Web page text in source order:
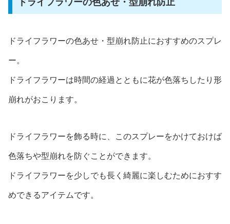
ドライフラワーの色あせ・型崩れ防止におすすめのスプレ
ー。
ドライフラワーは時間の経過とともに花が色落ちしたり形
崩れがおこります。
ドライフラワーを飾る時に、このスプレーをかけておけば
色落ちや型崩れを防ぐことができます。
ドライフラワーを少しでも長く綺麗に楽しむためにおすす
めできるアイテムです。